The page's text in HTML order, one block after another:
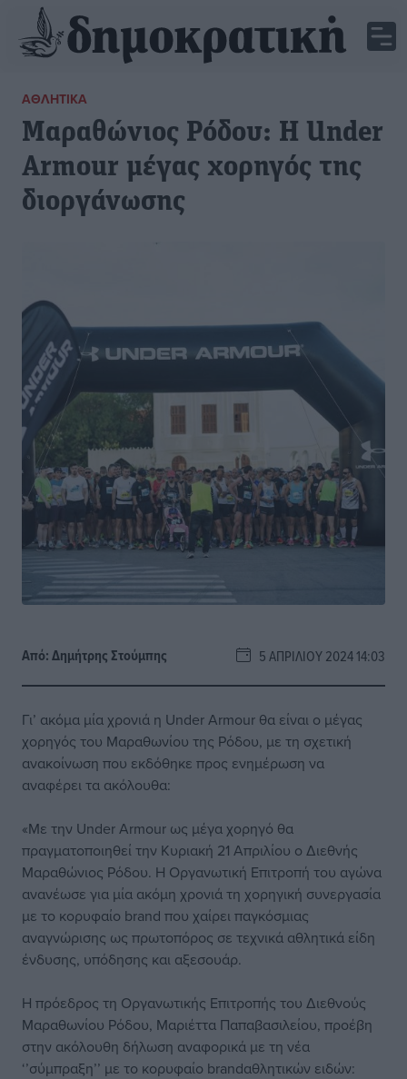
ΑΘΛΗΤΙΚΆ
Μαραθώνιος Ρόδου: Η Under
Armour μέγας χορηγός της
διοργάνωσης
Από:Δημήτρης Στούμπης 5 ΑΠΡΙΛΊΟΥ 2024 14:03
Γι’ ακόμα μία χρονιά η Under Armour θα είναι ο μέγας
χορηγός του Μαραθωνίου της Ρόδου, με τη σχετική
ανακοίνωση που εκδόθηκε προς ενημέρωση να
αναφέρει τα ακόλουθα:
«Με την Under Armour ως μέγα χορηγό θα
πραγματοποιηθεί την Κυριακή 21 Απριλίου ο Διεθνής
Μαραθώνιος Ρόδου. Η Οργανωτική Επιτροπή του αγώνα
ανανέωσε για μία ακόμη χρονιά τη χορηγική συνεργασία
με το κορυφαίο brand που χαίρει παγκόσμιας
αναγνώρισης ως πρωτοπόρος σε τεχνικά αθλητικά είδη
ένδυσης, υπόδησης και αξεσουάρ.
Η πρόεδρος τη Οργανωτικής Επιτροπής του Διεθνούς
Μαραθωνίου Ρόδου, Μαριέττα Παπαβασιλείου, προέβη
στην ακόλουθη δήλωση αναφορικά με τη νέα
‘’σύμπραξη’’ με το κορυφαίο brandαθλητικών ειδών: